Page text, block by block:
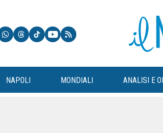
NAPOLI MONDIALI ANALISI E